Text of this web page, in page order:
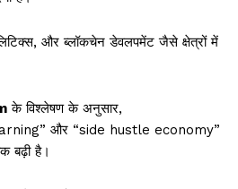
और ब्लॉकचेन डेवलपमेंट जैसे क्षेत्रों में
के विश्लेषण के अनुसार,
और “side hustle economy”
बढ़ी है।